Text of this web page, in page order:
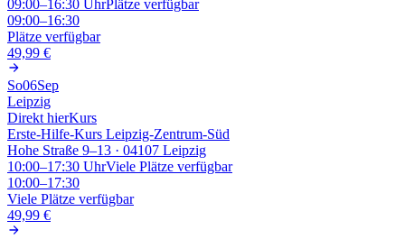
09:00–16:30 UhrPlätze verfügbar
09:00–16:30
Plätze verfügbar
49,99 €
So06Sep
Leipzig
Direkt hierKurs
Erste-Hilfe-Kurs Leipzig-Zentrum-Süd
Hohe Straße 9–13 · 04107 Leipzig
10:00–17:30 UhrViele Plätze verfügbar
10:00–17:30
Viele Plätze verfügbar
49,99 €